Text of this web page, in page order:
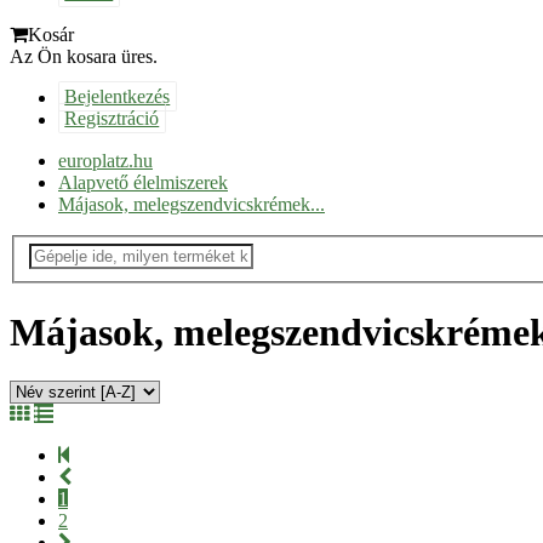
Kosár
Az Ön kosara üres.
Bejelentkezés
Regisztráció
europlatz.hu
Alapvető élelmiszerek
Májasok, melegszendvicskrémek...
Májasok,
1
2